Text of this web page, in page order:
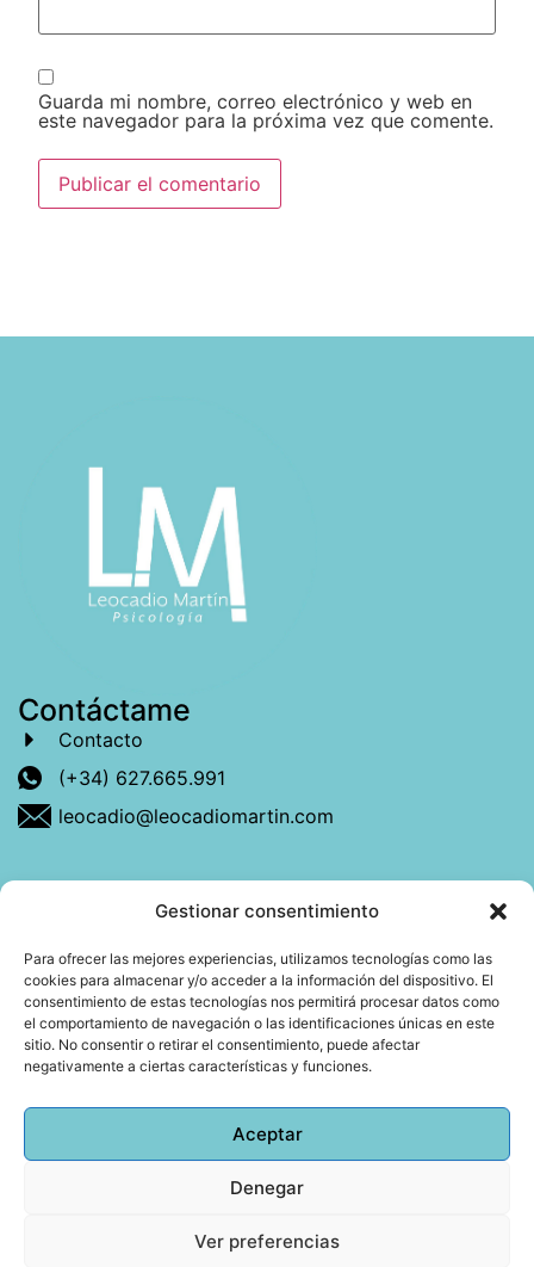
Gestionar consentimiento
Para ofrecer las mejores experiencias, utilizamos tecnologías como las
cookies para almacenar y/o acceder a la información del dispositivo. El
consentimiento de estas tecnologías nos permitirá procesar datos como
el comportamiento de navegación o las identificaciones únicas en este
sitio. No consentir o retirar el consentimiento, puede afectar
negativamente a ciertas características y funciones.
Aceptar
Denegar
Ver preferencias
Guarda mi nombre, correo electrónico y web en
este navegador para la próxima vez que comente.
Contáctame
Contacto
(+34) 627.665.991
leocadio@leocadiomartin.com
Descubre más sobre mí
Mi libro: La felicidad: qué ayuda y qué no.
Blog: Reflexiones que conectan
Agendar cita
Leocadio Martín | DiseñoHuub World